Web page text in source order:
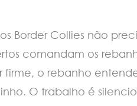
Border Collies não
comandam os
firme, o rebanho
O trabalho é